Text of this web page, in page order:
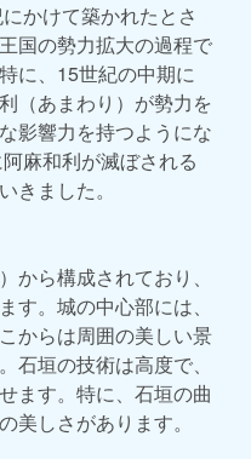
かけて築かれたとさ
国の勢力拡大の過程で
に、15世紀の中期に
（あまわり）が勢力を
影響力を持つようにな
麻和利が滅ぼされる
きました。
から構成されており、
す。城の中心部には、
からは周囲の美しい景
石垣の技術は高度で、
ます。特に、石垣の曲
美しさがあります。